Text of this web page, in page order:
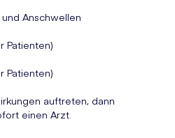
Anschwellen
Patienten)
Patienten)
auftreten, dann
einen Arzt.